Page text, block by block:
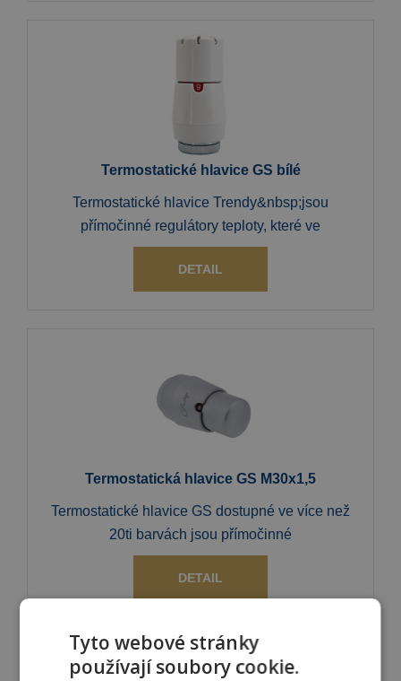
Termostatické hlavice GS bílé
Termostatické hlavice Trendy&nbsp;jsou
přímočinné regulátory teploty, které ve
DETAIL
Termostatická hlavice GS M30x1,5
Termostatické hlavice GS dostupné ve více než
20ti barvách jsou přímočinné
DETAIL
Tyto webové stránky
používají soubory cookie.